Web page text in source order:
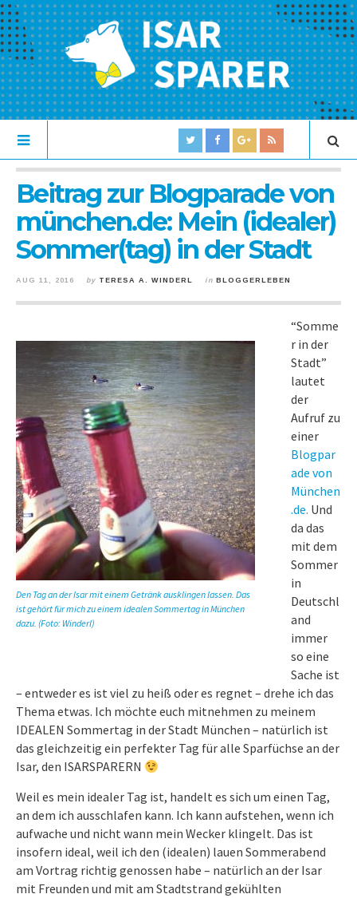
Beitrag zur Blogparade von
münchen.de: Mein (idealer)
Sommer(tag) in der Stadt
AUG 11, 2016 by TERESA A. WINDERL in BLOGGERLEBEN
Den Tag an der Isar mit einem Getränk ausklingen lassen. Das
ist gehört für mich zu einem idealen Sommertag in München
dazu. (Foto: Winderl)
“Somme
r in der
Stadt”
lautet
der
Aufruf zu
einer
Blogpar
ade von
München
.de. Und
da das
mit dem
Sommer
in
Deutschl
and
immer
so eine
Sache ist
– entweder es ist viel zu heiß oder es regnet – drehe ich das
Thema etwas. Ich möchte euch mitnehmen zu meinem
IDEALEN Sommertag in der Stadt München – natürlich ist
das gleichzeitig ein perfekter Tag für alle Sparfüchse an der
Isar, den ISARSPARERN
Weil es mein idealer Tag ist, handelt es sich um einen Tag,
an dem ich ausschlafen kann. Ich kann aufstehen, wenn ich
aufwache und nicht wann mein Wecker klingelt. Das ist
insofern ideal, weil ich den (idealen) lauen Sommerabend
am Vortrag richtig genossen habe – natürlich an der Isar
mit Freunden und mit am Stadtstrand gekühlten